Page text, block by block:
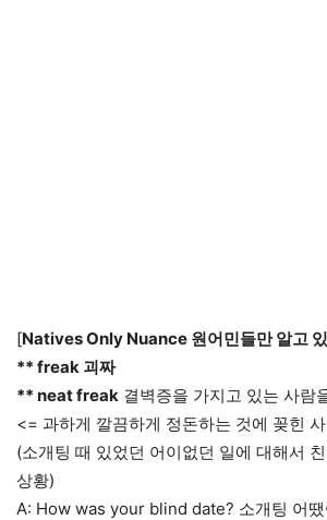
[Natives Only Nuance 원어민들만 알고
** freak 괴짜
** neat freak 결벽증을 가지고 있는 사람
<= 과하게 깔끔하게 정돈하는 것에 꽂힌
(소개팅 때 있었던 어이없던 일에 대해서
상황)
A: How was your blind date? 소개팅 어땠